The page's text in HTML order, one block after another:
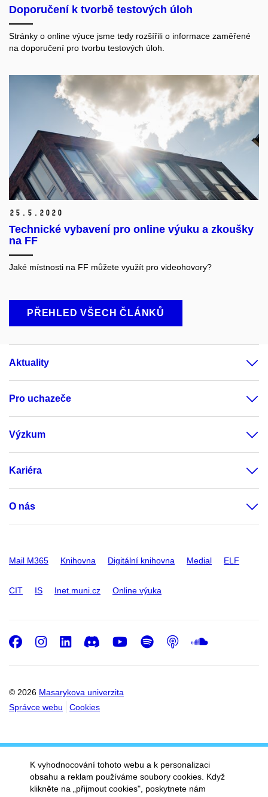
Doporučení k tvorbě testových úloh
Stránky o online výuce jsme tedy rozšířili o informace zaměřené
na doporučení pro tvorbu testových úloh.
25. 5. 2020
Technické vybavení pro online výuku a zkoušky
na FF
Jaké místnosti na FF můžete využít pro videohovory?
PŘEHLED VŠECH ČLÁNKŮ
Aktuality
Pro uchazeče
Výzkum
Kariéra
O nás
Mail M365 Knihovna Digitální knihovna Medial ELF
CIT IS Inet.muni.cz Online výuka
© 2026 Masarykova univerzita
Správce webu
Cookies
Facebook
Instagram
LinkedIn
DiscordYoutube
Spotify
Podcast
K vyhodnocování tohoto webu a k personalizaci
obsahu a reklam používáme soubory cookies. Když
klikněte na „přijmout cookies", poskytnete nám